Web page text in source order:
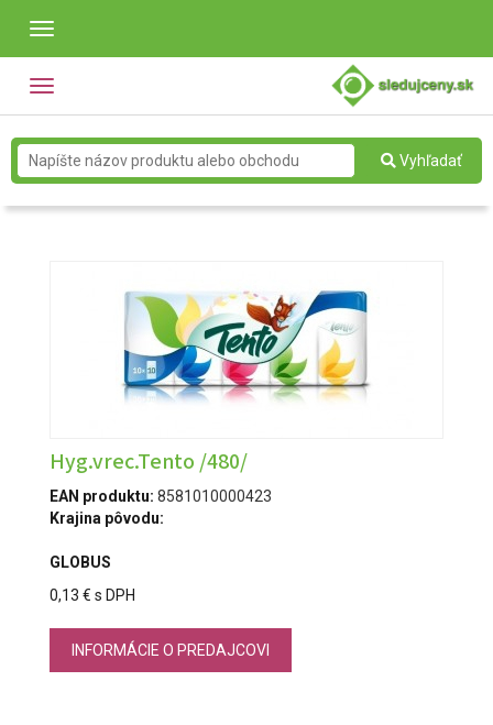
Toggle
Toggle
Vyhľadať
Hyg.vrec.Tento /480/
EAN produktu: 8581010000423
Krajina pôvodu:
GLOBUS
0,13 € s DPH
INFORMÁCIE O PREDAJCOVI